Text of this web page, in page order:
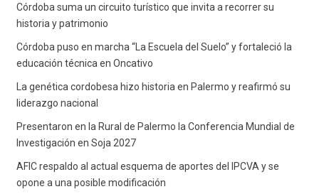
Córdoba suma un circuito turístico que invita a recorrer su
historia y patrimonio
Córdoba puso en marcha “La Escuela del Suelo” y fortaleció la
educación técnica en Oncativo
La genética cordobesa hizo historia en Palermo y reafirmó su
liderazgo nacional
Presentaron en la Rural de Palermo la Conferencia Mundial de
Investigación en Soja 2027
AFIC respaldo al actual esquema de aportes del IPCVA y se
opone a una posible modificación